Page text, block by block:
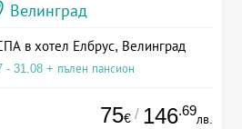
Велинград
в хотел Елбрус, Велинград
- 31.08 + пълен пансион
75€ / 146.69
лв.